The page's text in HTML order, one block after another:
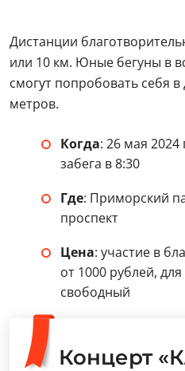
Дистанции
или 10 км. Юные бегуны в
смогут попробовать себя
метров.
Когда: 26 мая 2024
забега в 8:30
Где: Приморский
проспект
Цена: участие в
от 1000 рублей,
свободный
Концерт